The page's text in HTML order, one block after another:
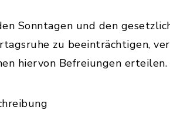
Sonntagen und den
zu beeinträchtigen,
hiervon Befreiungen erteilen.